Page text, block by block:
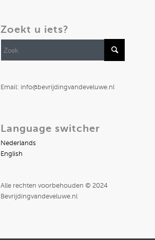
Zoekt u iets?
Email: info@bevrijdingvandeveluwe.nl
Language switcher
Nederlands
English
Alle rechten voorbehouden © 2024
Bevrijdingvandeveluwe.nl